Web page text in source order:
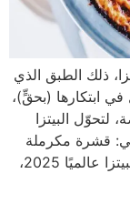
ذلك الطبق الذي
ابتكارها (بحقٍّ)،
لتحوّل البيتزا
قشرة مكرملة
وطبقات فريدة في تصنيف تايم آوت لأفضل البيتزا عالميًا 2025،